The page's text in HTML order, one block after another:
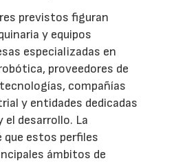
previstos figuran
y equipos
especializadas en
proveedores de
compañías
y entidades dedicadas
desarrollo. La
que estos perfiles
ámbitos de